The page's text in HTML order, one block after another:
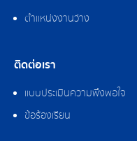
ตำแหน่งงานว่าง
ติดต่อเรา
แบบประเมินความพึงพอใจ
ข้อร้องเรียน